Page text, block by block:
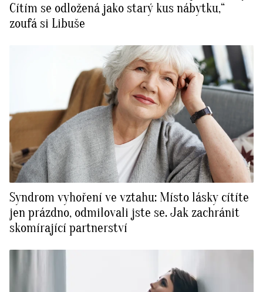
Cítím se odložená jako starý kus nábytku,“
zoufá si Libuše
Syndrom vyhoření ve vztahu: Místo lásky cítíte
jen prázdno, odmilovali jste se. Jak zachránit
skomírající partnerství